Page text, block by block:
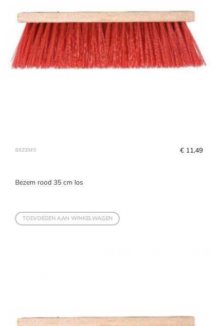
BEZEMS
Bezem rood 35 cm los
€ 11,49
TOEVOEGEN AAN WINKELWAGEN